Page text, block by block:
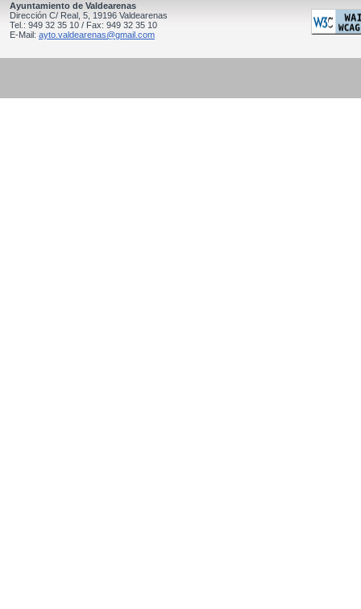
Ayuntamiento de Valdearenas
Dirección C/ Real, 5, 19196 Valdearenas
Tel.: 949 32 35 10 / Fax: 949 32 35 10
E-Mail: ayto.valdearenas@gmail.com